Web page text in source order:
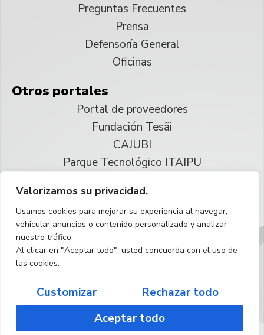
Valorizamos su privacidad.
Usamos cookies para mejorar su experiencia al navegar,
vehicular anuncios o contenido personalizado y analizar
nuestro tráfico.
Al clicar en "Aceptar todo", usted concuerda con el uso de
las cookies.
Customizar
Rechazar todo
Aceptar todo
Preguntas Frecuentes
Prensa
Defensoría General
Oficinas
Otros portales
Portal de proveedores
Fundación Tesãi
CAJUBI
Parque Tecnológico ITAIPU
Reservados todos los derechos
Español